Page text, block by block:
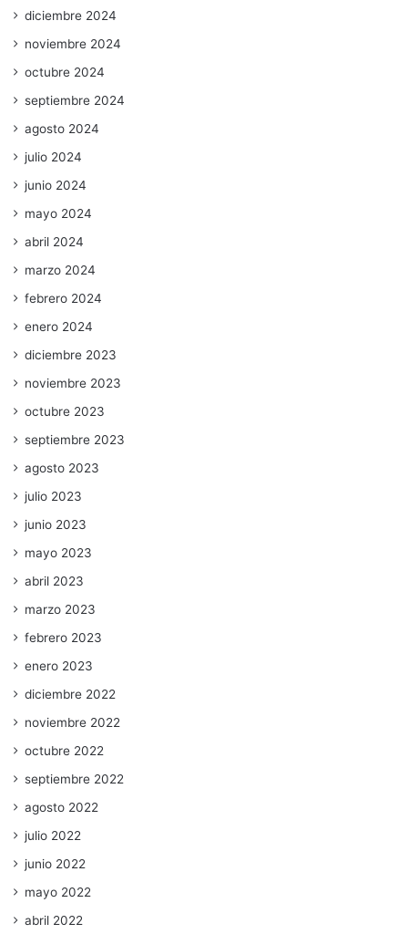
diciembre 2024
noviembre 2024
octubre 2024
septiembre 2024
agosto 2024
julio 2024
junio 2024
mayo 2024
abril 2024
marzo 2024
febrero 2024
enero 2024
diciembre 2023
noviembre 2023
octubre 2023
septiembre 2023
agosto 2023
julio 2023
junio 2023
mayo 2023
abril 2023
marzo 2023
febrero 2023
enero 2023
diciembre 2022
noviembre 2022
octubre 2022
septiembre 2022
agosto 2022
julio 2022
junio 2022
mayo 2022
abril 2022